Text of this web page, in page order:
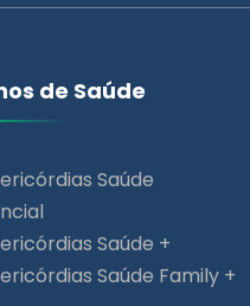
de Saúde
Saúde
Saúde +
Saúde Family +